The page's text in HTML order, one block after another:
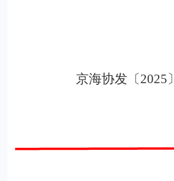
京海协发〔2025〕